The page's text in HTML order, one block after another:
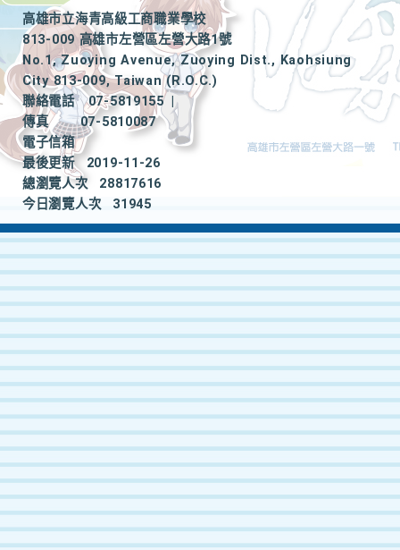
高雄市立海青高級工商職業學校
813-009 高雄市左營區左營大路1號
No.1, Zuoying Avenue, Zuoying Dist., Kaohsiung
City 813-009, Taiwan (R.O.C.)
聯絡電話
07-5819155
|
傳真
07-5810087
電子信箱
最後更新
2019-11-26
總瀏覽人次
28817616
今日瀏覽人次
31945